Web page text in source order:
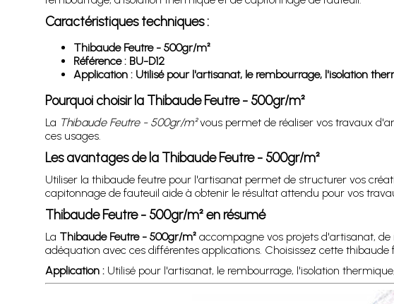
Caractéristiques techniques :
Thibaude Feutre - 500gr/m²
Référence : BU-D12
Application : Utilisé pour l'artisanat, le rembourrage, l'isolation
Pourquoi choisir la Thibaude Feutre - 500gr/m²
La Thibaude Feutre - 500gr/m²vous permet de réaliser vos travaux
ces usages.
Les avantages de la Thibaude Feutre - 500gr/m²
Utiliser la thibaude feutre pour l'artisanat permet de structurer vos
capitonnage de fauteuil aide à obtenir le résultat attendu pour vos
Thibaude Feutre - 500gr/m² en résumé
La Thibaude Feutre - 500gr/m²accompagne vos projets d'artisanat, de
adéquation avec ces différentes applications. Choisissez cette
Application :Utilisé pour l'artisanat, le rembourrage, l'isolation